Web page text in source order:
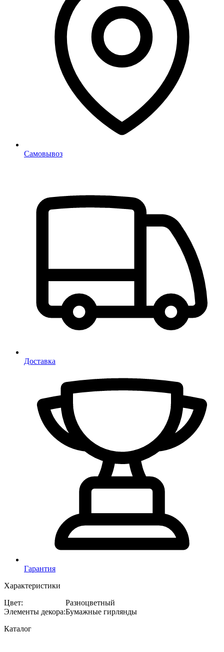
Самовывоз
Доставка
Гарантия
Характеристики
Цвет:
Разноцветный
Элементы декора:Бумажные гирлянды
Каталог